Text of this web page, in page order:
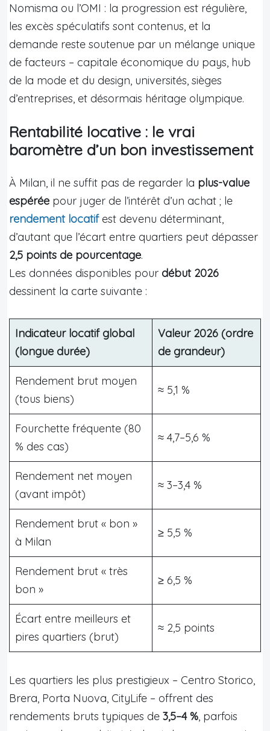
Nomisma ou l’OMI : la progression est régulière,
les excès spéculatifs sont contenus, et la
demande reste soutenue par un mélange unique
de facteurs – capitale économique du pays, hub
de la mode et du design, universités, sièges
d’entreprises, et désormais héritage olympique.
Rentabilité locative : le vrai
baromètre d’un bon investissement
À Milan, il ne suffit pas de regarder la plus-value
espérée pour juger de l’intérêt d’un achat ; le
rendement locatifest devenu déterminant,
d’autant que l’écart entre quartiers peut dépasser
2,5 points de pourcentage.
Les données disponibles pour début 2026
dessinent la carte suivante :
Indicateur locatif global
(longue durée)
Valeur 2026 (ordre
de grandeur)
Rendement brut moyen
(tous biens)
≈ 5,1 %
Fourchette fréquente (80
% des cas)
≈ 4,7–5,6 %
Rendement net moyen
(avant impôt)
≈ 3–3,4 %
Rendement brut « bon »
à Milan
≥ 5,5 %
Rendement brut « très
bon »
≥ 6,5 %
Écart entre meilleurs et
pires quartiers (brut)
≈ 2,5 points
Les quartiers les plus prestigieux – Centro Storico,
Brera, Porta Nuova, CityLife – offrent des
rendements bruts typiques de 3,5–4 %, parfois